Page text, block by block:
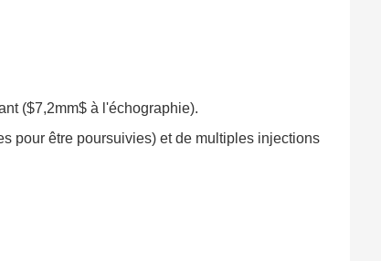
($7,2mm$ à l'échographie).
pour être poursuivies) et de multiples injections